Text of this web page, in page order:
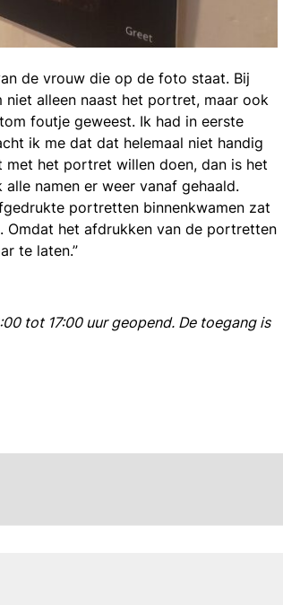
de vrouw die op de foto staat. Bij
alleen naast het portret, maar ook
foutje geweest. Ik had in eerste
ik me dat dat helemaal niet handig
het portret willen doen, dan is het
namen er weer vanaf gehaald.
portretten binnenkwamen zat
Omdat het afdrukken van de portretten
te laten.”
tot 17:00 uur geopend. De toegang is